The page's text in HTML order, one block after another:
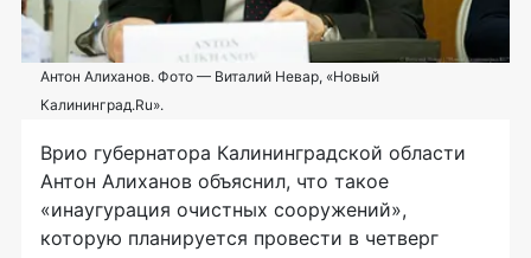
Антон Алиханов. Фото — Виталий Невар, «Новый
Калининград.Ru».
Врио губернатора Калининградской области
Антон Алиханов объяснил, что такое
«инаугурация очистных сооружений»,
которую планируется провести в четверг